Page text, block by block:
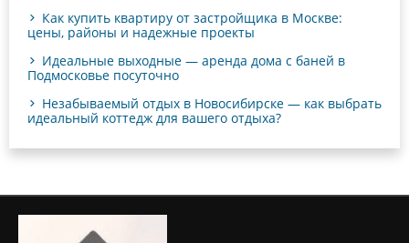
Как купить квартиру от застройщика в Москве:
цены, районы и надежные проекты
Идеальные выходные — аренда дома с баней в
Подмосковье посуточно
Незабываемый отдых в Новосибирске — как выбрать
идеальный коттедж для вашего отдыха?